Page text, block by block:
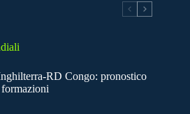
RD Congo: pronostico